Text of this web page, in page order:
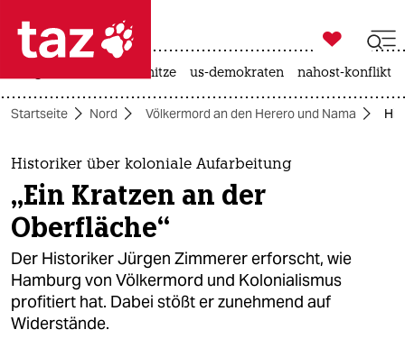
 taz zahl ich
taz zahl ich
themen
politik
öko
gesellschaft
kultur

taz zahl ich
hitze us-demokraten nahost-konflikt
Startseite Nord Völkermord an den Herero und Nama
Historiker über koloniale Aufarbeitung
„Ein Kratzen an der
Oberfläche“
Der Historiker Jürgen Zimmerer erforscht, wie
Hamburg von Völkermord und Kolonialismus
profitiert hat. Dabei stößt er zunehmend auf
Widerstände.